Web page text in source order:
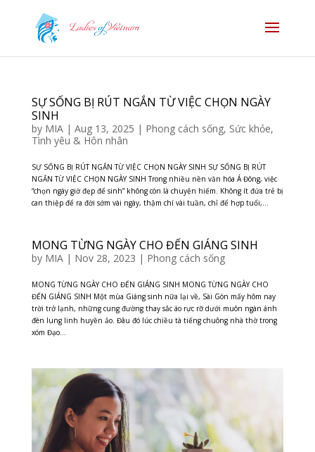
SỰ SỐNG BỊ RÚT NGẮN TỪ VIỆC CHỌN NGÀY
SINH
by MIA| Aug 13, 2025 | Phong cách sống, Sức khỏe,
Tình yêu & Hôn nhân
SỰ SỐNG BỊ RÚT NGẮN TỪ VIỆC CHỌN NGÀY SINH SỰ SỐNG BỊ RÚT
NGẮN TỪ VIỆC CHỌN NGÀY SINH Trong nhiều nền văn hóa Á Đông, việc
“chọn ngày giờ đẹp để sinh” không còn là chuyện hiếm. Không ít đứa trẻ bị
can thiệp để ra đời sớm vài ngày, thậm chí vài tuần, chỉ để hợp tuổi,...
MONG TỪNG NGÀY CHO ĐẾN GIÁNG SINH
by MIA| Nov 28, 2023 | Phong cách sống
MONG TỪNG NGÀY CHO ĐẾN GIÁNG SINH MONG TỪNG NGÀY CHO
ĐẾN GIÁNG SINH Một mùa Giáng sinh nữa lại về, Sài Gòn mấy hôm nay
trời trở lạnh, những cung đường thay sắc áo rực rỡ dưới muôn ngàn ánh
đèn lung linh huyền ảo. Đâu đó lúc chiều tà tiếng chuông nhà thờ trong
xóm Đạo...